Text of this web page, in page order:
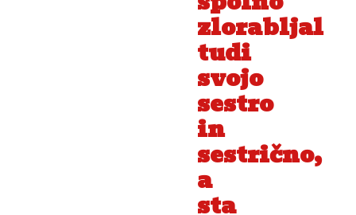
zlorabljal
tudi
svojo
sestro
in
sestrično,
a
sta